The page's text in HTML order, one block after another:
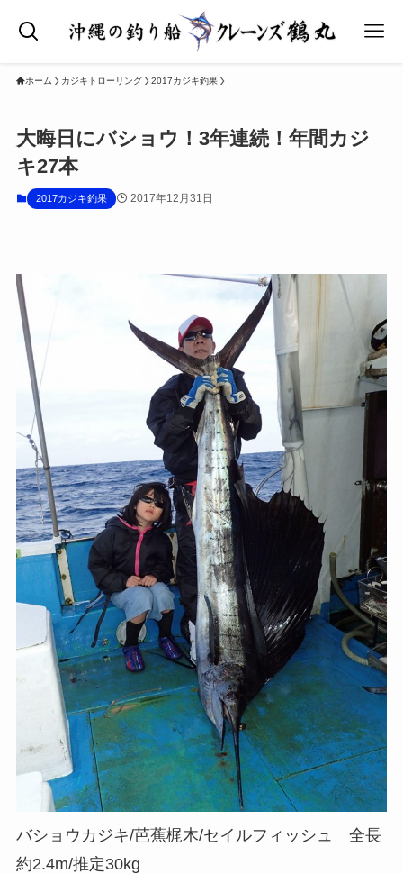
ホーム カジキトローリング 2017カジキ釣果
大晦日にバショウ！3年連続！年間カジ
キ27本
2017カジキ釣果 2017年12月31日
バショウカジキ/芭蕉梶木/セイルフィッシュ 全長
約2.4m/推定30kg